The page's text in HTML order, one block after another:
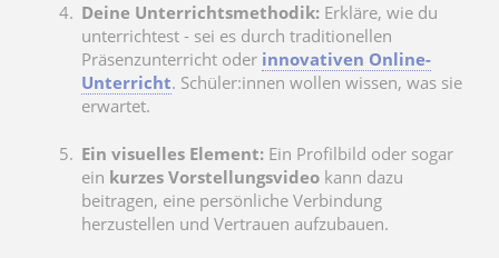
Deine Unterrichtsmethodik: Erkläre, wie du
unterrichtest - sei es durch traditionellen
Präsenzunterricht oder innovativen Online-
Unterricht. Schüler:innen wollen wissen, was sie
erwartet.
Ein visuelles Element: Ein Profilbild oder sogar
ein kurzes Vorstellungsvideo kann dazu
beitragen, eine persönliche Verbindung
herzustellen und Vertrauen aufzubauen.